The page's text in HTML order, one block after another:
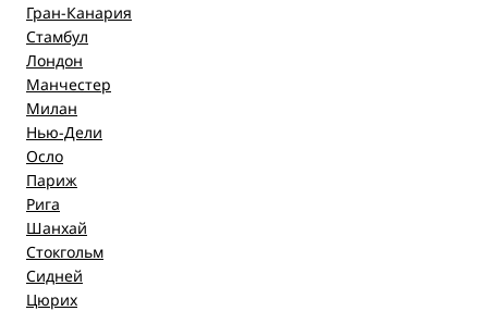
Гран-Канария
Стамбул
Лондон
Манчестер
Милан
Нью-Дели
Осло
Париж
Рига
Шанхай
Стокгольм
Сидней
Цюрих